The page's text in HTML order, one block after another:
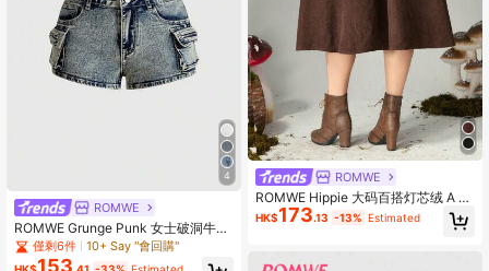
4
ROMWE
ROMWE Grunge Punk 女士破洞牛仔
低腰迷你短裤，朋克街头风
僅剩6件 10+ Say "會回購"
ROMWE
ROMWE Hippie 大码百搭灯芯绒 A 字
裙
HK$173.13 -13% Estimated